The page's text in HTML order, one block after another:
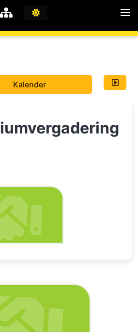
MyWiNA
Schachten
Kalender